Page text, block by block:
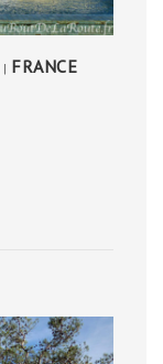
| FRANCE